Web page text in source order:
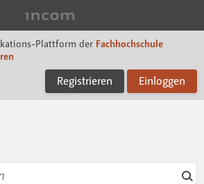
Plattform der Fachhochschule
Registrieren Einloggen